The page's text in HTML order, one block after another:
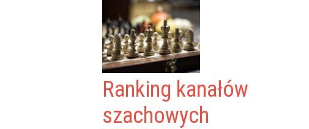
Ranking kanałów
szachowych